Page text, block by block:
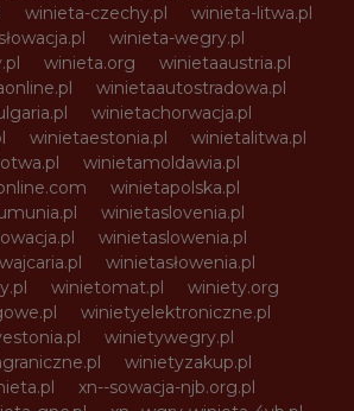
winieta-czechy.pl
winieta-litwa.pl
winieta-wegry.pl
winieta.org
winietaaustria.pl
winietaautostradowa.pl
winietachorwacja.pl
winietaestonia.pl
winietalitwa.pl
winietamoldawia.pl
winietapolska.pl
winietaslovenia.pl
winietaslowenia.pl
winietasłowenia.pl
winietomat.pl
winiety.org
winietyelektroniczne.pl
winietywegry.pl
winietyzakup.pl
xn--sowacja-njb.org.pl